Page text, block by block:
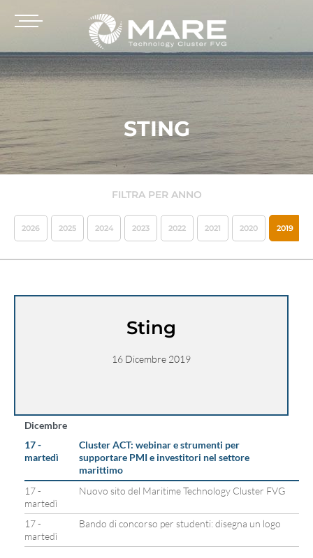
STING
FILTRA PER ANNO
2026 2025 2024 2023 2022 2021 2020 2019
Sting
16 Dicembre 2019
Dicembre
17 -
martedì
Cluster ACT: webinar e strumenti per
supportare PMI e investitori nel settore
marittimo
17 -
martedì
Nuovo sito del Maritime Technology Cluster FVG
17 -
martedì
Bando di concorso per studenti: disegna un logo